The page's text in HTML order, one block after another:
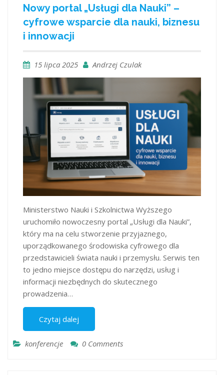
Nowy portal „Usługi dla Nauki” –
cyfrowe wsparcie dla nauki, biznesu
i innowacji
15 lipca 2025 Andrzej Czulak
Ministerstwo Nauki i Szkolnictwa Wyższego
uruchomiło nowoczesny portal „Usługi dla Nauki”,
który ma na celu stworzenie przyjaznego,
uporządkowanego środowiska cyfrowego dla
przedstawicieli świata nauki i przemysłu. Serwis ten
to jedno miejsce dostępu do narzędzi, usług i
informacji niezbędnych do skutecznego
prowadzenia…
Czytaj dalej
konferencje 0 Comments